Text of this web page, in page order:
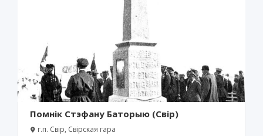
Помнік Стэфану Баторыю (Свір)
г.п. Свір, Свірская гара